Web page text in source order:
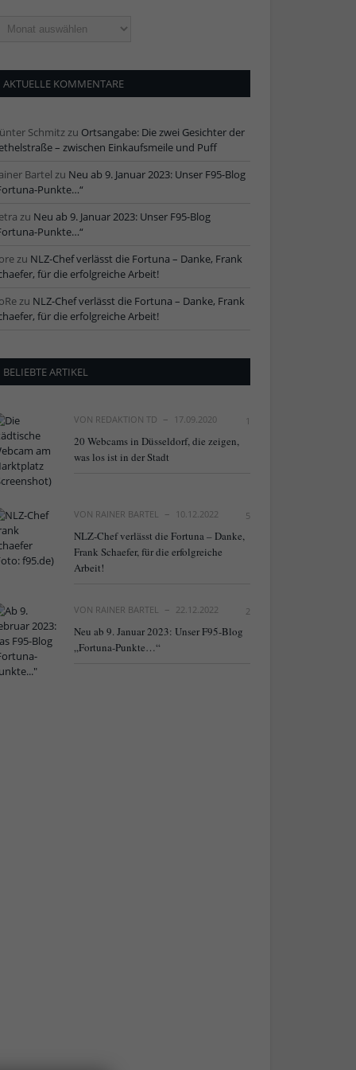
AKTUELLE KOMMENTARE
Schmitzzu Ortsangabe: Die zwei Gesichter der
– zwischen Einkaufsmeile und Puff
Bartel zu Neu ab 9. Januar 2023: Unser F95-Blog
Punkte…“
zu Neu ab 9. Januar 2023: Unser F95-Blog
Punkte…“
zu NLZ-Chef verlässt die Fortuna – Danke, Frank
für die erfolgreiche Arbeit!
zu NLZ-Chef verlässt die Fortuna – Danke, Frank
für die erfolgreiche Arbeit!
BELIEBTE ARTIKEL
VON REDAKTION TD 17.09.2020 1
20 Webcams in Düsseldorf, die zeigen,
was los ist in der Stadt
VON RAINER BARTEL 10.12.2022 5
NLZ-Chef verlässt die Fortuna – Danke,
Frank Schaefer, für die erfolgreiche
Arbeit!
VON RAINER BARTEL 22.12.2022 2
Neu ab 9. Januar 2023: Unser F95-Blog
„Fortuna-Punkte…“